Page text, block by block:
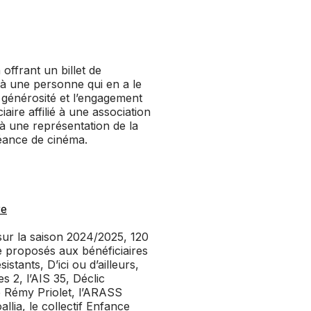
offrant un billet de
une personne qui en a le
et l’engagement
affilié à une association
une représentation de la
de cinéma.
la saison 2024/2025, 120
proposés aux bénéficiaires
D’ici ou d’ailleurs,
2, l’AIS 35, Déclic
Priolet, l’ARASS
le collectif Enfance